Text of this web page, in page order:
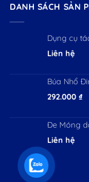
DANH SÁCH SẢN
Dụng cụ
Liên hệ
Búa Nhổ
292.000 ₫
Đe Móng
Liên hệ